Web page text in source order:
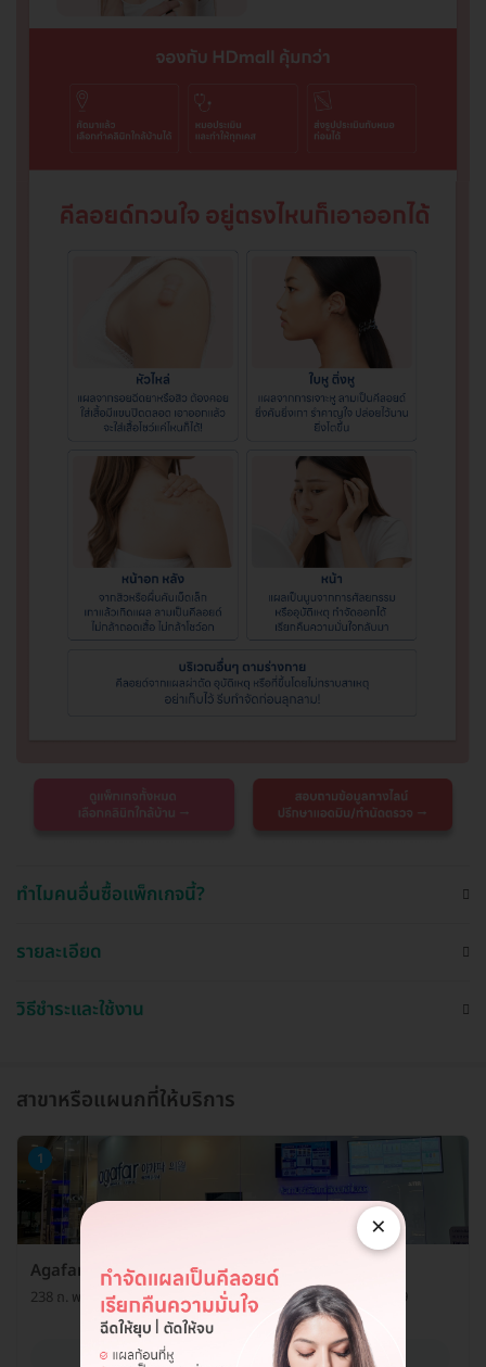
ทำไมคนอื่นซื้อแพ็กเกจนี้?
รายละเอียด
วิธีชำระและใช้งาน
สาขาหรือแผนกที่ให้บริการ
1
Agafar Medical Clinic สาขาสยาม
238 ถ. พระรามที่ ๑ แขวงปทุมวัน เขตปทุมวัน กรุงเทพมหานคร 10329
ดูรายละเอียด
×